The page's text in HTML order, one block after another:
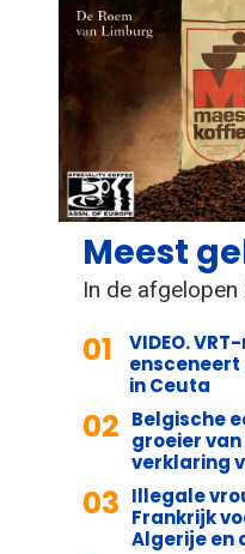
Meest
In de afgelopen
01
VIDEO.
in Ceuta
02 Belgische
groeier van
verklaring
03 Illegale
Frankrijk
Algerije en